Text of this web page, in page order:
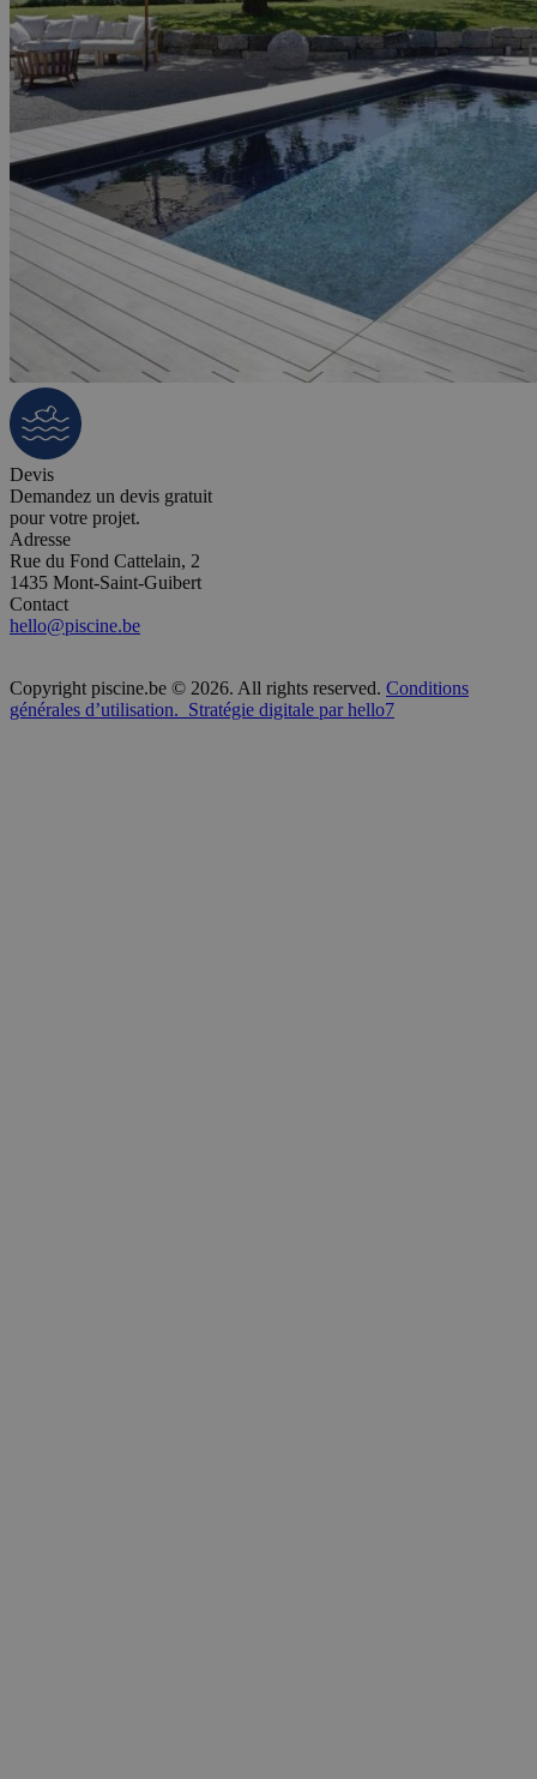
Devis
Demandez un devis gratuit
pour votre projet.
Adresse
Rue du Fond Cattelain, 2
1435 Mont-Saint-Guibert
Contact
hello@piscine.be
Copyright piscine.be © 2026. All rights reserved. Conditions
générales d’utilisation. Stratégie digitale par hello7